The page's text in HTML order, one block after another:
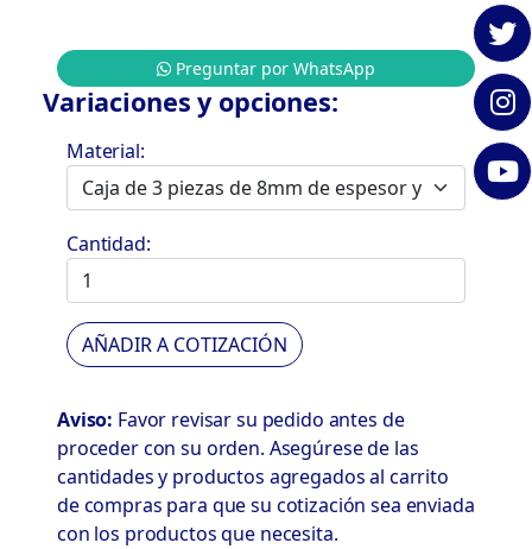
Preguntar por WhatsApp
Variaciones y opciones:
Material:
Cantidad:
AÑADIR A COTIZACIÓN
Aviso: Favor revisar su pedido antes de
proceder con su orden. Asegúrese de las
cantidades y productos agregados al carrito
de compras para que su cotización sea enviada
con los productos que necesita.